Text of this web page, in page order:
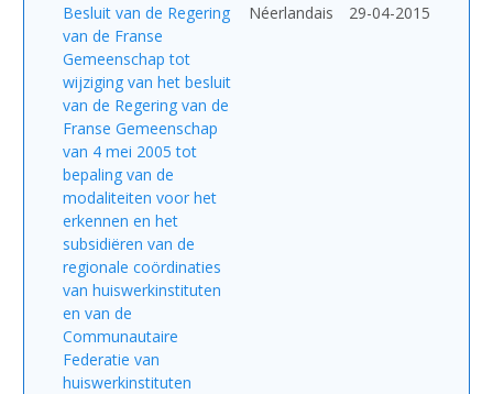
Besluit van de Regering
van de Franse
Gemeenschap tot
wijziging van het besluit
van de Regering van de
Franse Gemeenschap
van 4 mei 2005 tot
bepaling van de
modaliteiten voor het
erkennen en het
subsidiëren van de
regionale coördinaties
van huiswerkinstituten
en van de
Communautaire
Federatie van
huiswerkinstituten
Néerlandais 29-04-2015